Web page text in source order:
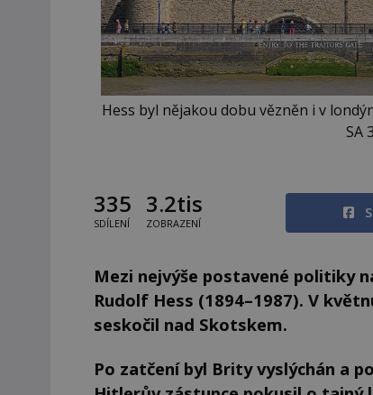
Hess byl nějakou dobu vězněn i v
SA
335
SDÍLENÍ
3.2tis
ZOBRAZENÍ
Mezi nejvýše postavené politiky
Rudolf Hess (1894–1987). V
seskočil nad Skotskem.
Po zatčení byl Brity vyslýchán a